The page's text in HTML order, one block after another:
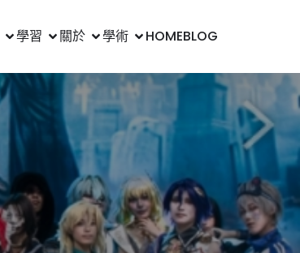
學習 關於 學術 HOMEBLOG